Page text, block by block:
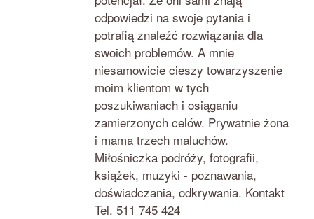
odpowiedzi na swoje pytania i
potrafią znaleźć rozwiązania dla
swoich problemów. A mnie
niesamowicie cieszy towarzyszenie
moim klientom w tych
poszukiwaniach i osiąganiu
zamierzonych celów. Prywatnie żona
i mama trzech maluchów.
Miłośniczka podróży, fotografii,
książek, muzyki - poznawania,
doświadczania, odkrywania. Kontakt
Tel. 511 745 424